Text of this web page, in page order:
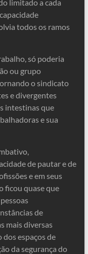
limitado a cada
todos os ramos
só poderia
ou grupo
o sindicato
e divergentes
intestinas que
e sua
de pautar e de
e em seus
ficou quase que
de
mais diversas
espaços de
da segurança do